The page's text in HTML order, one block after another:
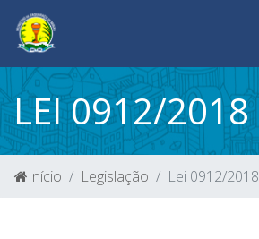
LEI 0912/2018
Início Legislação Lei 0912/2018